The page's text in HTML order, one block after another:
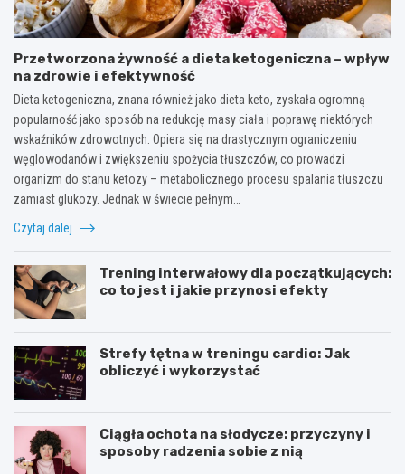
Przetworzona żywność a dieta ketogeniczna – wpływ
na zdrowie i efektywność
Dieta ketogeniczna, znana również jako dieta keto, zyskała ogromną
popularność jako sposób na redukcję masy ciała i poprawę niektórych
wskaźników zdrowotnych. Opiera się na drastycznym ograniczeniu
węglowodanów i zwiększeniu spożycia tłuszczów, co prowadzi
organizm do stanu ketozy – metabolicznego procesu spalania tłuszczu
zamiast glukozy. Jednak w świecie pełnym…
Czytaj dalej
Trening interwałowy dla początkujących:
co to jest i jakie przynosi efekty
Strefy tętna w treningu cardio: Jak
obliczyć i wykorzystać
Ciągła ochota na słodycze: przyczyny i
sposoby radzenia sobie z nią